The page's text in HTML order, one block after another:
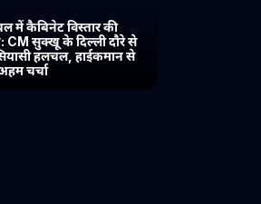
में कैबिनेट विस्तार की
सुक्खू के दिल्ली दौरे से
हलचल, हाईकमान से
चर्चा